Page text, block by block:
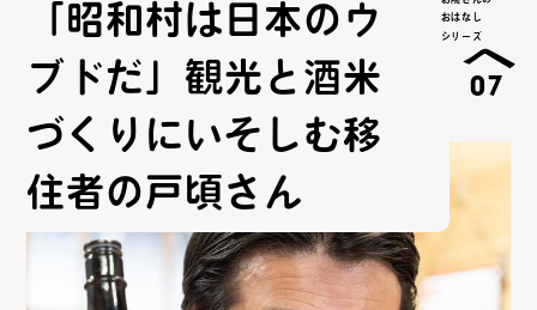
おはなし
シリーズ
07
「昭和村は日本のウ
ブドだ」観光と酒米
づくりにいそしむ移
住者の戸頃さん